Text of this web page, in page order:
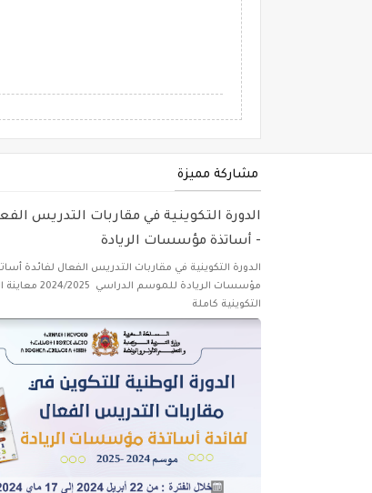
مشاركة مميزة
- أساتذة مؤسسات الريادة
الدورة التكوينية في مقاربات التدريس الفعال لفائدة
مؤسسات الريادة للموسم الدراسي
التكوينية كاملة